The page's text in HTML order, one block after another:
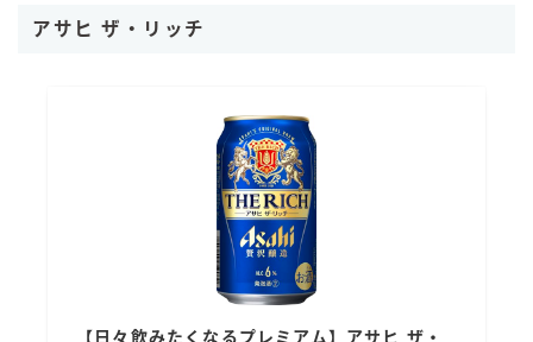
アサヒ ザ・リッチ
【日々飲みたくなるプレミアム】アサヒ ザ・